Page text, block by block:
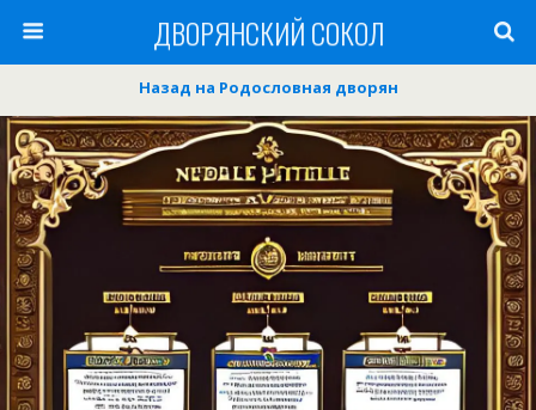
ДВОРЯНСКИЙ СОКОЛ
Назад на Родословная дворян